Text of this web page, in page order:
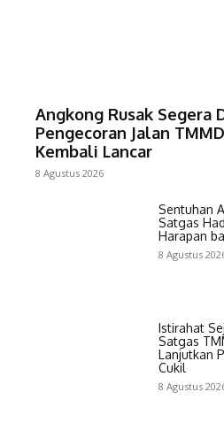
Angkong Rusak Segera
Pengecoran Jalan
Kembali Lancar
8 Agustus 2026
Sentuhan
Satgas
Harapan
8 Agustus
Istirahat
Satgas
Lanjutkan
Cukil
8 Agustus